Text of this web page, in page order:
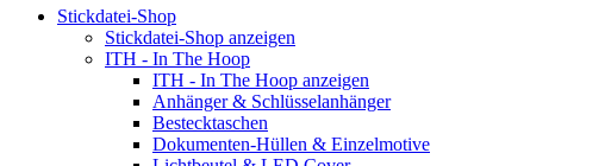
Stickdatei-Shop
Stickdatei-Shop anzeigen
ITH - In The Hoop
ITH - In The Hoop anzeigen
Anhänger & Schlüsselanhänger
Bestecktaschen
Dokumenten-Hüllen & Einzelmotive